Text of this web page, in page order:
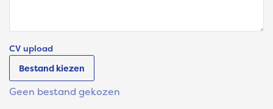
CV upload
Bestand kiezen
Geen bestand gekozen